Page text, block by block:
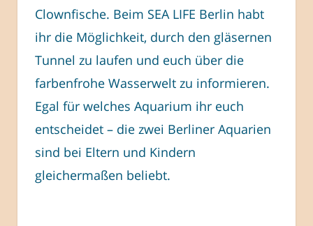
Clownfische. Beim SEA LIFE Berlin habt
ihr die Möglichkeit, durch den gläsernen
Tunnel zu laufen und euch über die
farbenfrohe Wasserwelt zu informieren.
Egal für welches Aquarium ihr euch
entscheidet – die zwei Berliner Aquarien
sind bei Eltern und Kindern
gleichermaßen beliebt.